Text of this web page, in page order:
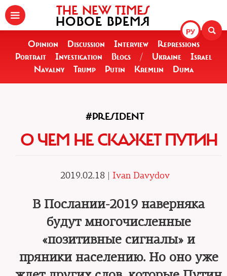
РУ
THE NEW TIMES
НОВОЕ ВРЕМЯ
Opinion Discussion Interview
Repressions
Portrait
Investigation Blogs / Ukraine
Israel
Navalny
Trump Putin Kremlin Duma
#PRESIDENT
О ЧЕМ НЕ СКАЖЕТ ПУТИН
2019.02.18 | Ivan Davydov
В Послании-2019 наверняка
будут многочисленные
«позитивные сигналы» и
пряники населению. Но оно уже